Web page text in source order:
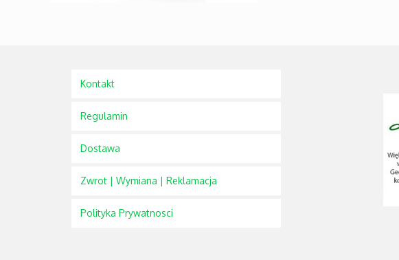
Kontakt
Regulamin
Dostawa
Zwrot | Wymiana | Reklamacja
Polityka Prywatnosci